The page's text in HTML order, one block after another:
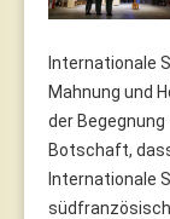
Internationale
Mahnung und
der
Botschaft,
Internationale